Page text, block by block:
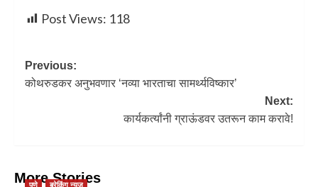
Post Views: 118
Previous:
कोथरुडकर अनुभवणार ‘नव्या भारताचा सामर्थ्यविष्कार’
Next:
कार्यकर्त्यांनी ग्राऊंडवर उतरून काम करावे!
More Stories
पुणे ब्रेकिंग न्यूज़